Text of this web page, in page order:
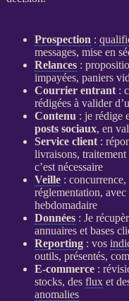
Prospection :
messages, mise en
Relances:
impayées, paniers
Courrier entrant:
rédigées à valider
Contenu : je rédige
posts sociaux, en
Service client:
livraisons, traitement
c’est nécessaire
Veille: concurrence,
réglementation,
hebdomadaire
Données: Je
annuaires et bases
Reporting: vos
outils, présentés,
E-commerce:
stocks, des fluxet
anomalies